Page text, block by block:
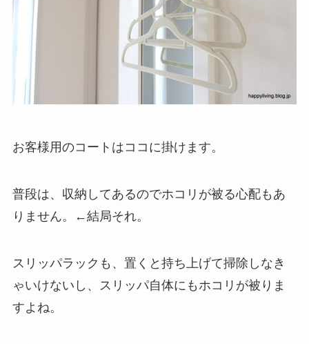
お客様用のコートはココに掛けます。
普段は、収納してあるのでホコリが被る心配もあ
りません。←結局それ。
スリッパラックも、置くと持ち上げて掃除しなき
ゃいけないし、スリッパ自体にもホコリが被りま
すよね。